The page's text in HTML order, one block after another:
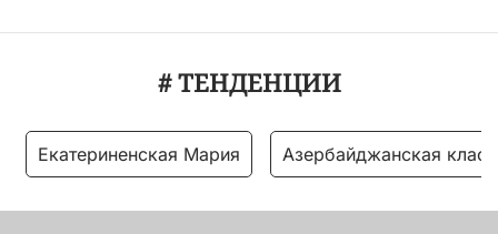
# ТЕНДЕНЦИИ
Екатериненская Мария Азербайджанская